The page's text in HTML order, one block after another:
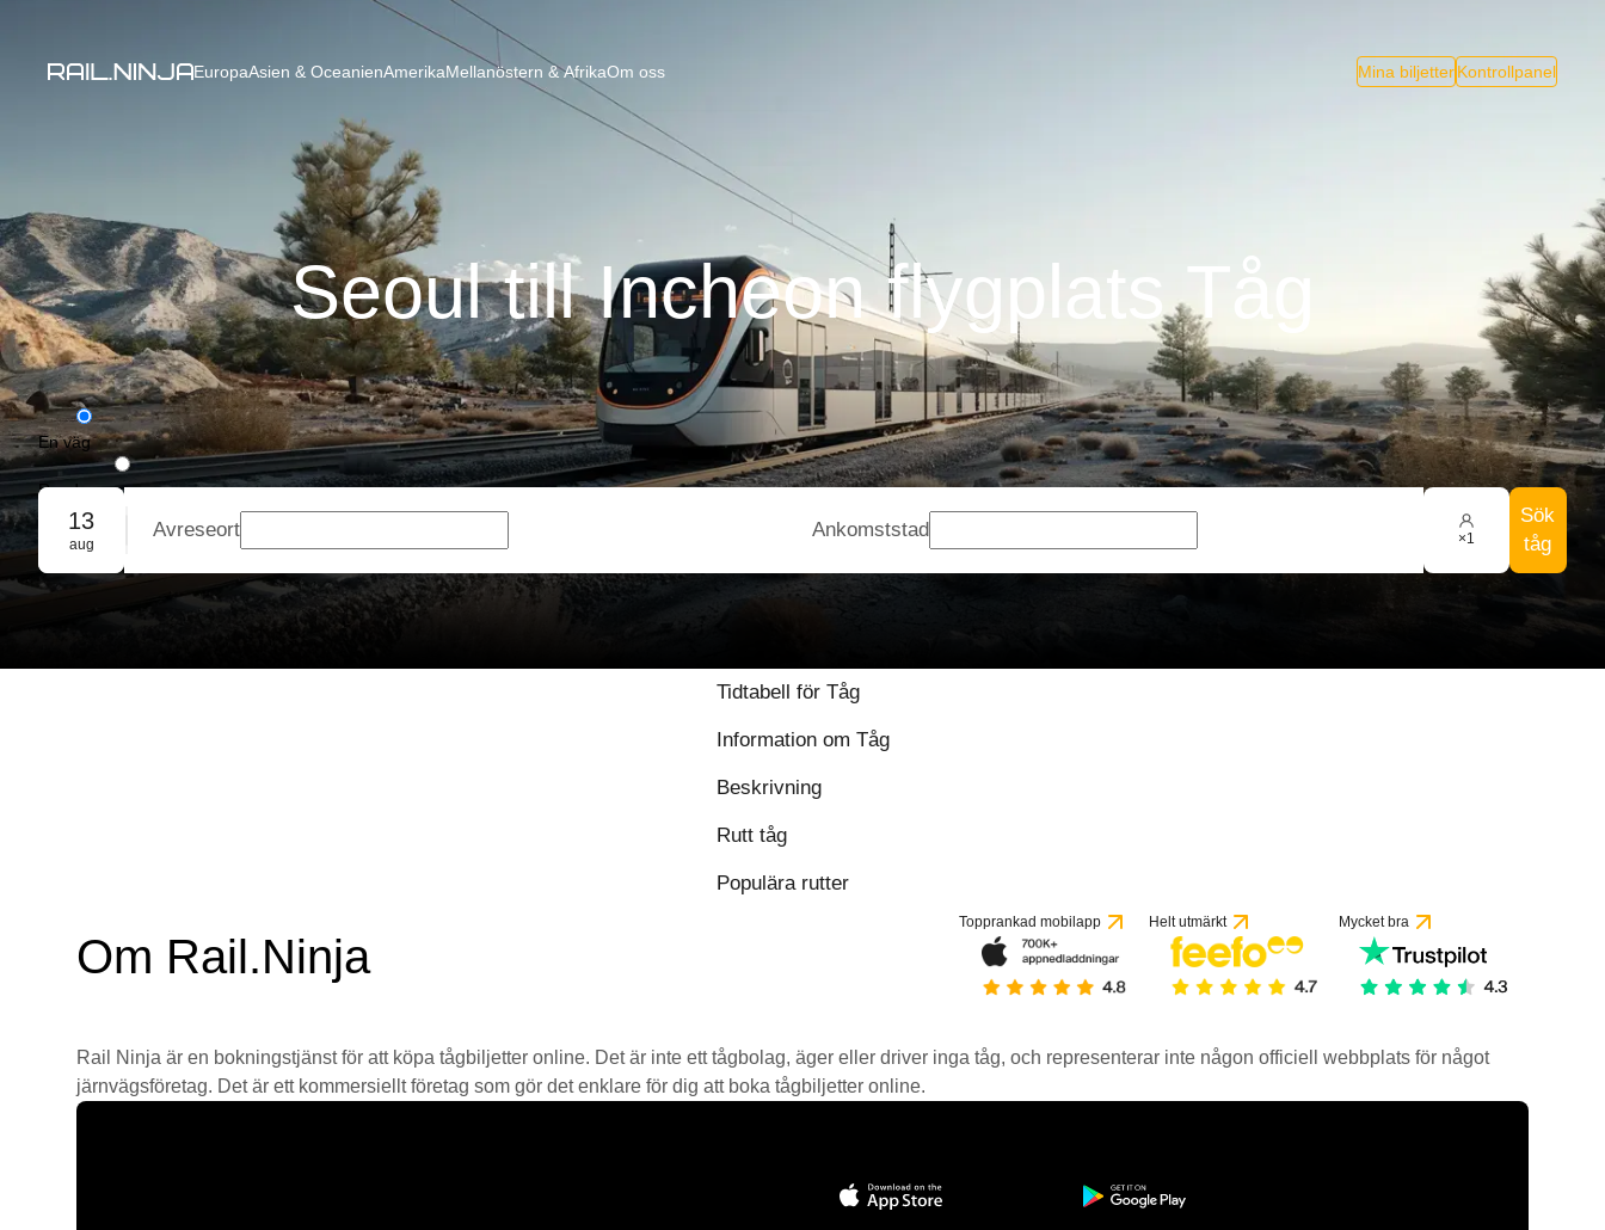
EuropaAsien & OceanienAmerikaMellanöstern & AfrikaOm oss Mina biljetterKontrollpanel
Seoul till Incheon flygplats Tåg
En väg
Rundresa
Gruppbokning
13
aug
Avreseort Ankomststad ×1
Sök
tåg
Tidtabell för Tåg
Information om Tåg
Beskrivning
Rutt tåg
Populära rutter
Om Rail.Ninja
Topprankad mobilapp Helt utmärkt Mycket bra
Rail Ninja är en bokningstjänst för att köpa tågbiljetter online. Det är inte ett tågbolag, äger eller driver inga tåg, och representerar inte någon officiell webbplats för något
järnvägsföretag. Det är ett kommersiellt företag som gör det enklare för dig att boka tågbiljetter online.
9 / 10 baserat på 1 recensioner